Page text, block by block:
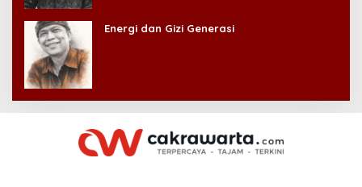
Energi dan Gizi Generasi